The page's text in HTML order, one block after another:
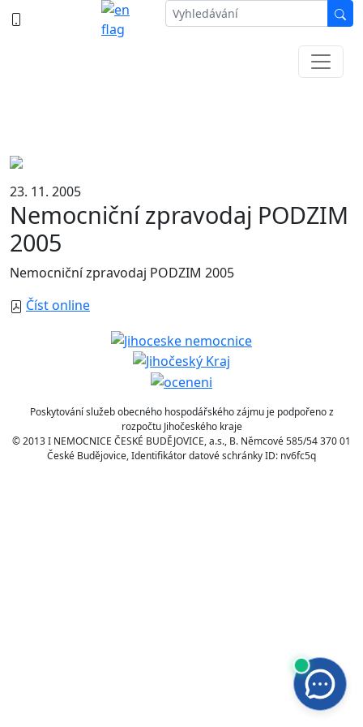
23. 11. 2005
Nemocniční zpravodaj PODZIM
2005
Nemocniční zpravodaj PODZIM 2005
Číst online
Poskytování služeb obecného hospodářského zájmu je podpořeno z
rozpočtu Jihočeského kraje
© 2013 I NEMOCNICE ČESKÉ BUDĚJOVICE, a.s., B. Němcové 585/54 370 01
České Budějovice, Identifikátor datové schránky ID: nv6fc5q